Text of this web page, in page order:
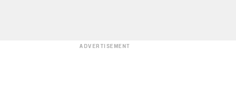
ADVERTISEMENT